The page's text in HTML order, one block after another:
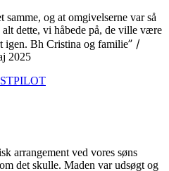
samme, og at omgivelserne var så
dette, vi håbede på, de ville være
igen. Bh Cristina og familie” /
2025
arrangement ved vores søns
det skulle. Maden var udsøgt og